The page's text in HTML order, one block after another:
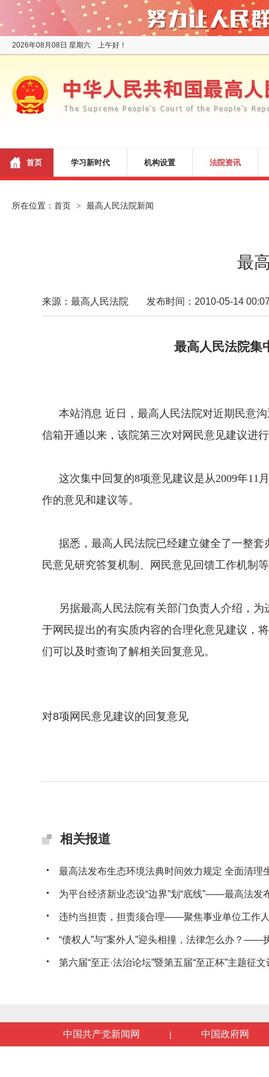
2026年08月08日 星期六 上午好！
首页 学习新时代 机构设置 法院资讯
所在位置： 首页 > 最高人民法院新闻
最
来源：最高人民法院 发布时间：2010-05-14
最高人民法院集中回复8
本站消息 近日，最高人民法院对近期民意沟
信箱开通以来，该院第三次对网民意见建议进
这次集中回复的8项意见建议是从2009年11
作的意见和建议等。
据悉，最高人民法院已经建立健全了一整套
民意见研究答复机制、网民意见回馈工作机制
另据最高人民法院有关部门负责人介绍，为
于网民提出的有实质内容的合理化意见建议，
们可以及时查询了解相关回复意见。
对8项网民意见建议的回复意见
相关报道
最高法发布生态环境法典时间效力规定 全面清理
为平台经济新业态设“边界”划“底线”——最高法发
违约当担责，担责须合理——聚焦事业单位工作
“债权人”与“案外人”迎头相撞，法律怎么办？——
第六届“至正·法治论坛”暨第五届“至正杯”主题征文
中国共产党新闻网 | 中国政府网